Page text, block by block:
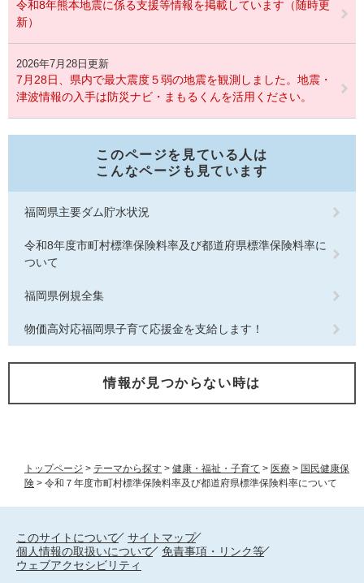
トップページ > テーマから探す > 健康・福祉・子育て > 医療 > 国民健康保
険 > 令和７年度市町村標準保険料率及び都道府県標準保険料率について
令和8年熊本地震に係る支援等情報を掲載しています（随時更
新）
2026年7月28日更新
7月28日、県内で最大震度５弱の地震を観測しました。地震・
津波情報の入手は防災ナビ・まもるくんを活用ください。
このページを見ている人は
こんなページも見ています
福岡県主要ダム貯水状況
令和8年度市町村標準保険料率及び都道府県標準保険料率に
ついて
福岡県例規全集
物価高対応福岡県子育て応援金を支給します！
情報が見つからない時は
このサイトについて
サイトマップ
個人情報の取扱いについて
免責事項・リンク等
ウェブアクセシビリティ